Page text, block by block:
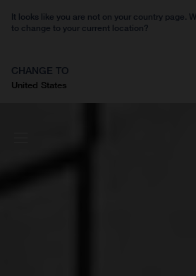
It looks like you are not on your country page.
to change to your current location?
CHANGE TO
United States